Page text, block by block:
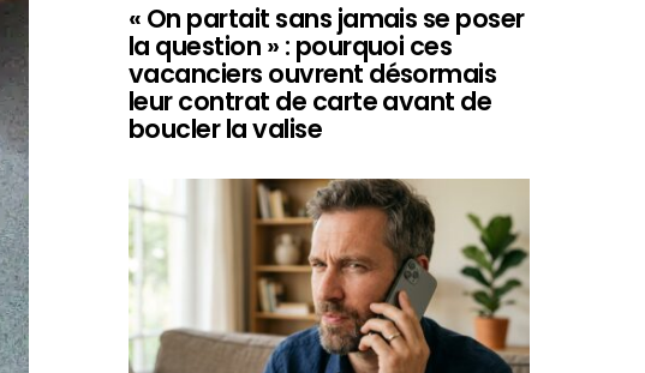
« On partait sans jamais se poser
la question » : pourquoi ces
vacanciers ouvrent désormais
leur contrat de carte avant de
boucler la valise